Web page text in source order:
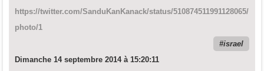
https://twitter.com/SanduKanKanack/status/510874511991128065/
photo/1
israel
Dimanche 14 septembre 2014 à 15:20:11